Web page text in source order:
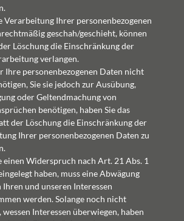
Verarbeitung Ihrer personenbezogenen
geschah/geschieht, können
Löschung die Einschränkung der
verlangen.
Ihre personenbezogenen Daten nicht
Sie sie jedoch zur Ausübung,
oder Geltendmachung von
benötigen, haben Sie das
der Löschung die Einschränkung der
Ihrer personenbezogenen Daten zu
einen Widerspruch nach Art. 21 Abs. 1
haben, muss eine Abwägung
Ihren und unseren Interessen
werden. Solange noch nicht
Interessen überwiegen, haben